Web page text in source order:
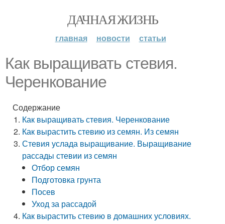
ДАЧНАЯ ЖИЗНЬ
главная новости статьи
Как выращивать стевия.
Черенкование
Содержание
Как выращивать стевия. Черенкование
Как вырастить стевию из семян. Из семян
Стевия услада выращивание. Выращивание
рассады стевии из семян
Отбор семян
Подготовка грунта
Посев
Уход за рассадой
Как вырастить стевию в домашних условиях.